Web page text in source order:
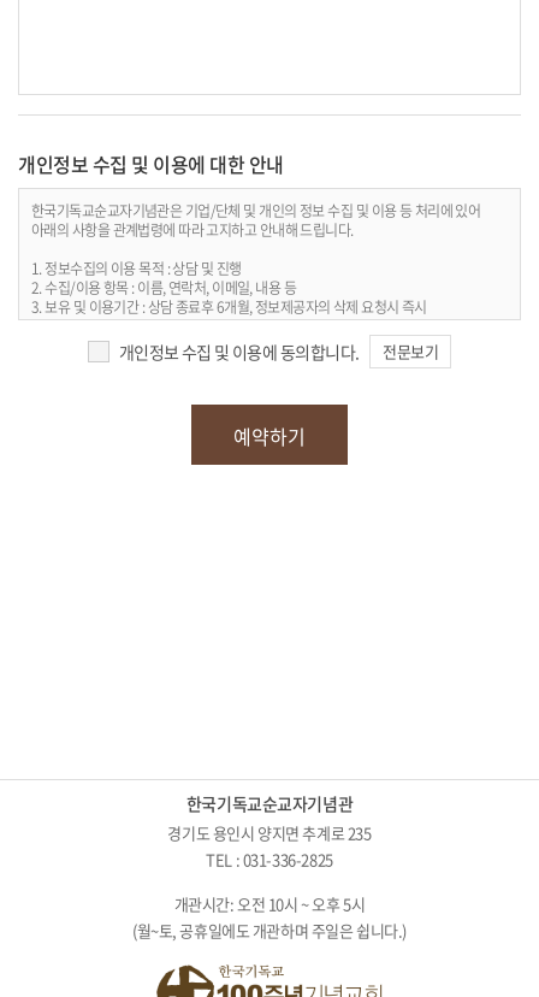
개인정보 수집 및 이용에 대한 안내
한국기독교순교자기념관은 기업/단체 및 개인의 정보 수집 및 이용 등 처리에 있어
아래의 사항을 관계법령에 따라 고지하고 안내해 드립니다.
1. 정보수집의 이용 목적 : 상담 및 진행
2. 수집/이용 항목 : 이름, 연락처, 이메일, 내용 등
3. 보유 및 이용기간 : 상담 종료후 6개월, 정보제공자의 삭제 요청시 즉시
4. 개인정보처리담당 : 전화 031-336-2825 / 이메일
개인정보 수집 및 이용에 동의합니다. 전문보기
한국기독교순교자기념관
경기도 용인시 양지면 추계로 235
TEL : 031-336-2825
개관시간: 오전 10시 ~ 오후 5시
(월~토, 공휴일에도 개관하며 주일은 쉽니다.)